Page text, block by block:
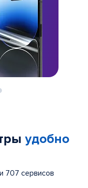
удобно
707 сервисов